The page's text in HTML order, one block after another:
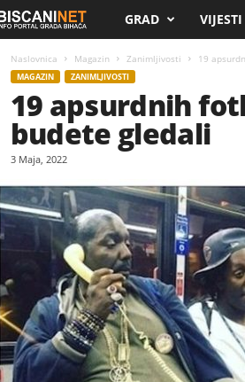
c
n
i
.
n
e
GRAD VIJESTI
Naslovnica Magazin Zanimljivosti 19
MAGAZIN ZANIMLJIVOSTI
19 apsurdnih
budete gledali
3 Maja, 2022